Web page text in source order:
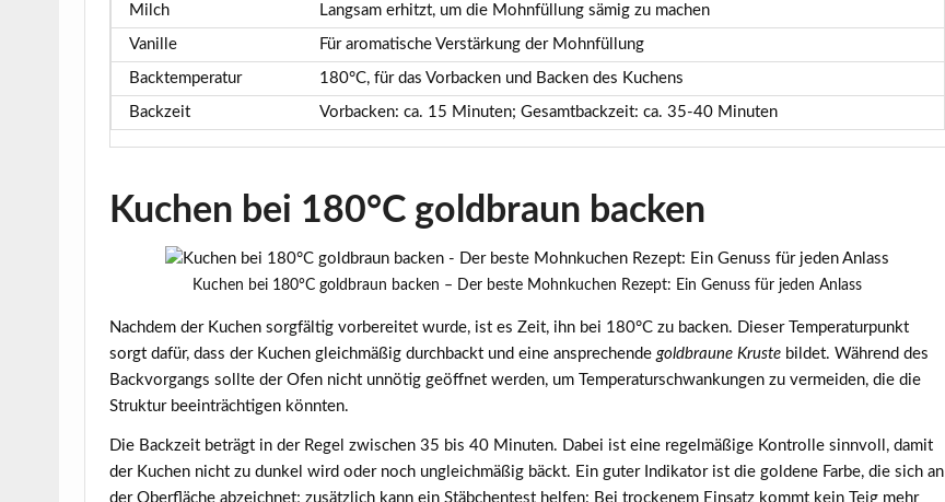
Milch Langsam erhitzt, um die Mohnfüllung sämig zu machen
Vanille Für aromatische Verstärkung der Mohnfüllung
Backtemperatur 180°C, für das Vorbacken und Backen des Kuchens
Backzeit Vorbacken: ca. 15 Minuten; Gesamtbackzeit: ca. 35-40 Minuten
Kuchen bei 180°C goldbraun backen
Kuchen bei 180°C goldbraun backen – Der beste Mohnkuchen Rezept: Ein Genuss für jeden Anlass
Nachdem der Kuchen sorgfältig vorbereitet wurde, ist es Zeit, ihn bei 180°C zu backen. Dieser Temperaturpunkt
sorgt dafür, dass der Kuchen gleichmäßig durchbackt und eine ansprechendegoldbraune Kruste bildet. Während des
Backvorgangs sollte der Ofen nicht unnötig geöffnet werden, um Temperaturschwankungen zu vermeiden, die die
Struktur beeinträchtigen könnten.
Die Backzeit beträgt in der Regel zwischen35 bis 40 Minuten. Dabei ist eine regelmäßige Kontrolle sinnvoll, damit
der Kuchen nicht zu dunkel wird oder noch ungleichmäßig bäckt. Ein guter Indikator ist die goldene Farbe, die sich an
der Oberfläche abzeichnet; zusätzlich kann ein Stäbchentest helfen: Bei trockenem Einsatz kommt kein Teig mehr